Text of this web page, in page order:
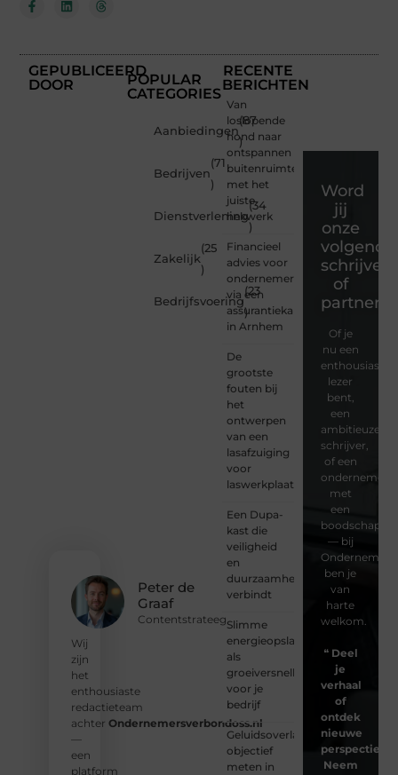
GEPUBLICEERD
DOOR
Peter de
Graaf
Contentstrateeg
Wij
zijn
het
enthousiaste
redactieteam
achter Ondernemersverbondoss.nl
—
een
platform
POPULAR
CATEGORIES
Aanbiedingen
(87
)
Bedrijven
(71
)
Dienstverlening
(34
)
Zakelijk
(25
)
Bedrijfsvoering
(23
)
RECENTE
BERICHTEN
Van
loslopende
hond naar
ontspannen
buitenruimte
met het
juiste
hekwerk
Financieel
advies voor
ondernemers
via een
assurantiekantoor
in Arnhem
De
grootste
fouten bij
het
ontwerpen
van een
lasafzuiging
voor
laswerkplaatsen
Een Dupa-
kast die
veiligheid
en
duurzaamheid
verbindt
Slimme
energieopslag
als
groeiversneller
voor je
bedrijf
Geluidsoverlast
objectief
meten in
Word
jij
onze
volgende
schrijver
of
partner?
Of je
nu een
enthousiaste
lezer
bent,
een
ambitieuze
schrijver,
of een
ondernemer
met
een
boodschap
— bij
ben je
van
harte
welkom.
❝ Deel
je
verhaal
of
ontdek
nieuwe
Neem